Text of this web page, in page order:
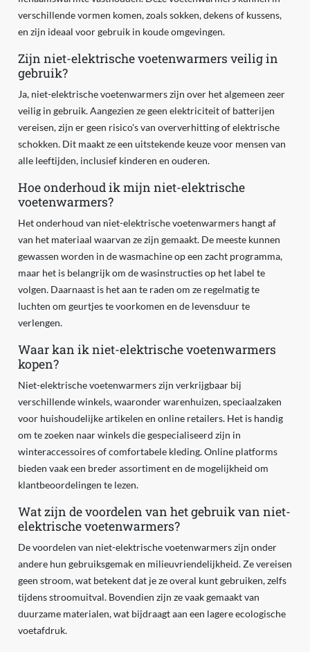
verschillende vormen komen, zoals sokken, dekens of kussens,
en zijn ideaal voor gebruik in koude omgevingen.
Zijn niet-elektrische voetenwarmers veilig in
gebruik?
Ja, niet-elektrische voetenwarmers zijn over het algemeen zeer
veilig in gebruik. Aangezien ze geen elektriciteit of batterijen
vereisen, zijn er geen risico's van oververhitting of elektrische
schokken. Dit maakt ze een uitstekende keuze voor mensen van
alle leeftijden, inclusief kinderen en ouderen.
Hoe onderhoud ik mijn niet-elektrische
voetenwarmers?
Het onderhoud van niet-elektrische voetenwarmers hangt af
van het materiaal waarvan ze zijn gemaakt. De meeste kunnen
gewassen worden in de wasmachine op een zacht programma,
maar het is belangrijk om de wasinstructies op het label te
volgen. Daarnaast is het aan te raden om ze regelmatig te
luchten om geurtjes te voorkomen en de levensduur te
verlengen.
Waar kan ik niet-elektrische voetenwarmers
kopen?
Niet-elektrische voetenwarmers zijn verkrijgbaar bij
verschillende winkels, waaronder warenhuizen, speciaalzaken
voor huishoudelijke artikelen en online retailers. Het is handig
om te zoeken naar winkels die gespecialiseerd zijn in
winteraccessoires of comfortabele kleding. Online platforms
bieden vaak een breder assortiment en de mogelijkheid om
klantbeoordelingen te lezen.
Wat zijn de voordelen van het gebruik van niet-
elektrische voetenwarmers?
De voordelen van niet-elektrische voetenwarmers zijn onder
andere hun gebruiksgemak en milieuvriendelijkheid. Ze vereisen
geen stroom, wat betekent dat je ze overal kunt gebruiken, zelfs
tijdens stroomuitval. Bovendien zijn ze vaak gemaakt van
duurzame materialen, wat bijdraagt aan een lagere ecologische
voetafdruk.